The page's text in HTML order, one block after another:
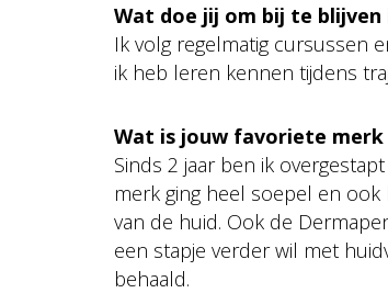
Wat doe jij om bij te blijven
Ik volg regelmatig cursussen
ik heb leren kennen tijdens
Wat is jouw favoriete merk
Sinds 2 jaar ben ik
merk ging heel soepel en
van de huid. Ook de
een stapje verder wil met
behaald.